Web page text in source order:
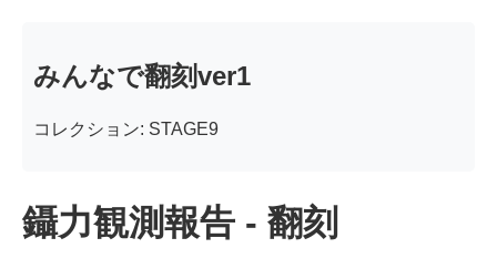
みんなで翻刻ver1
コレクション: STAGE9
鑷力観測報告 - 翻刻